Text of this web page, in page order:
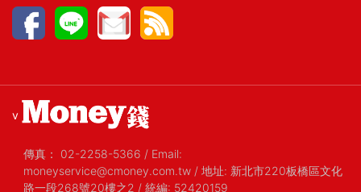
v
傳真： 02-2258-5366 / Email:
moneyservice@cmoney.com.tw / 地址: 新北市220板橋區文化
路一段268號20樓之2 / 統編: 52420159